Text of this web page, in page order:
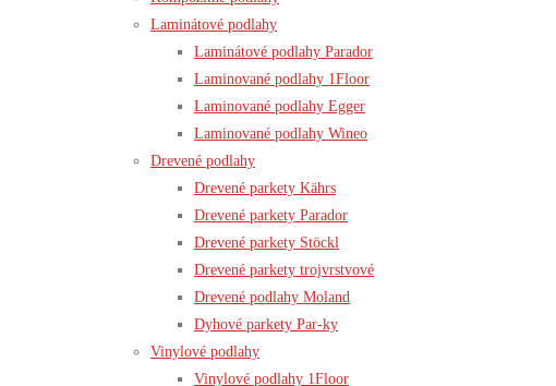
Laminátové podlahy
Laminátové podlahy Parador
Laminované podlahy 1Floor
Laminované podlahy Egger
Laminované podlahy Wineo
Drevené podlahy
Drevené parkety Kährs
Drevené parkety Parador
Drevené parkety Stöckl
Drevené parkety trojvrstvové
Drevené podlahy Moland
Dyhové parkety Par-ky
Vinylové podlahy
Vinylové podlahy 1Floor